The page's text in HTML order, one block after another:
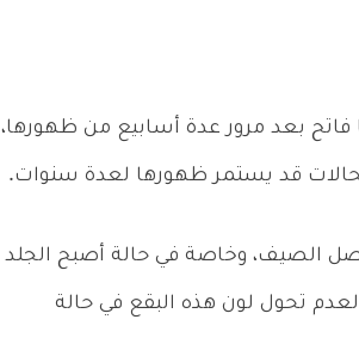
فاتح بعد مرور عدة أسابيع من ظهورها،
قد يستمر ظهورها لعدة سنوات.
الصيف، وخاصة في حالة أصبح الجلد
تحول لون هذه البقع في حالة